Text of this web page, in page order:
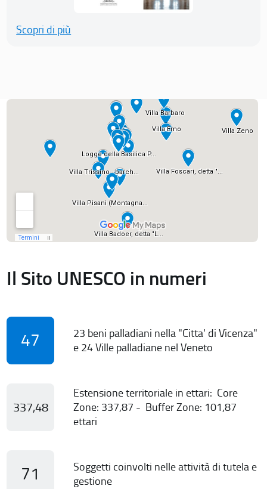
Scopri di più
Il Sito UNESCO in numeri
47
23 beni palladiani nella "Citta' di Vicenza"
e 24 Ville palladiane nel Veneto
337,48
Estensione territoriale in ettari: Core
Zone: 337,87 - Buffer Zone: 101,87
ettari
71
Soggetti coinvolti nelle attività di tutela e
gestione